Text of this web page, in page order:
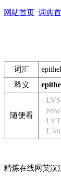
网站首页 词典
词汇
释义
随便看
精炼在线网英汉